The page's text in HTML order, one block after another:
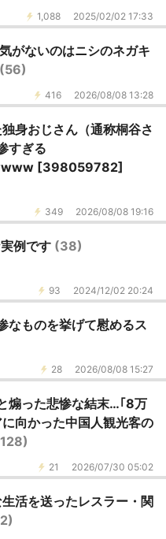
1,088 2025/02/02 17:33
がないのはニシのネガキ
(56)
416 2026/08/08 13:28
身おじさん（通称桐谷さ
すぎる
[398059782]
349 2026/08/08 19:16
例です (38)
93 2024/12/02 20:24
なものを挙げて慰めるス
28 2026/08/08 15:27
煽った悲惨な結末…｢8万
向かった中国人観光客の
21 2026/07/30 05:02
活を送ったレスラー・関